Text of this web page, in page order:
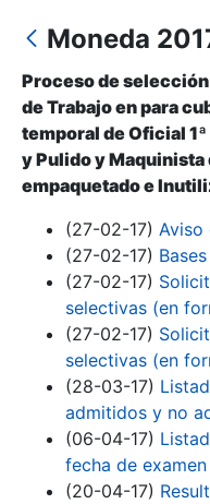
Mostra/Amaga
Mostra/Amaga
Mostra/Amaga
Moneda
Proceso de
de Trabajo en para
temporal de Oficial
y Pulido y Maquinista
empaquetado e
(27-02-17) Aviso
(27-02-17)
(27-02-17)
selectivas (en
(27-02-17)
selectivas (en
(28-03-17)
admitidos y no
(06-04-17)
fecha de examen
(20-04-17)